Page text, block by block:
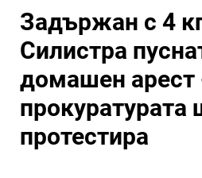
Задържан с 4
Силистра
домашен арест
прокуратурата
протестира